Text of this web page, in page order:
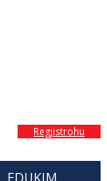
Regjistrohu